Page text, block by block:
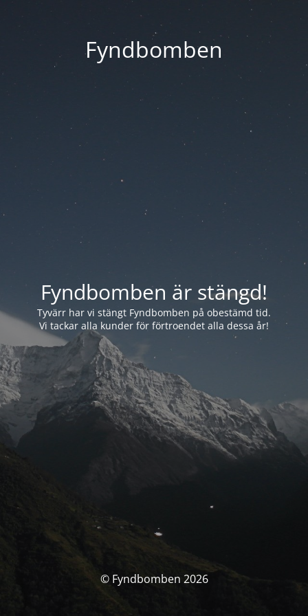
Fyndbomben
Fyndbomben är stängd!
Tyvärr har vi stängt Fyndbomben på obestämd tid.
Vi tackar alla kunder för förtroendet alla dessa år!
© Fyndbomben 2026